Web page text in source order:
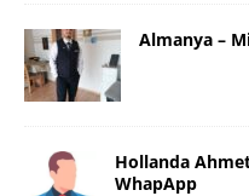
Almanya –
Hollanda
WhapApp